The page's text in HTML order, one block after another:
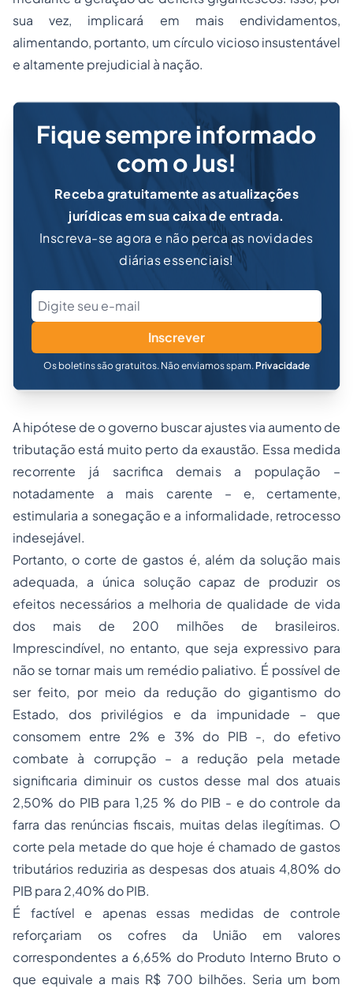
sua vez, implicará em mais endividamentos,
alimentando, portanto, um círculo vicioso insustentável
e altamente prejudicial à nação.
Fique sempre informado
com o Jus!
Receba gratuitamente as atualizações
jurídicas em sua caixa de entrada.
Inscreva-se agora e não perca as novidades
diárias essenciais!
Inscrever
Os boletins são gratuitos. Não enviamos spam. Privacidade
A hipótese de o governo buscar ajustes via aumento de
tributação está muito perto da exaustão. Essa medida
recorrente já sacrifica demais a população –
notadamente a mais carente – e, certamente,
estimularia a sonegação e a informalidade, retrocesso
indesejável.
Portanto, o corte de gastos é, além da solução mais
adequada, a única solução capaz de produzir os
efeitos necessários a melhoria de qualidade de vida
dos mais de 200 milhões de brasileiros.
Imprescindível, no entanto, que seja expressivo para
não se tornar mais um remédio paliativo. É possível de
ser feito, por meio da redução do gigantismo do
Estado, dos privilégios e da impunidade – que
consomem entre 2% e 3% do PIB -, do efetivo
combate à corrupção – a redução pela metade
significaria diminuir os custos desse mal dos atuais
2,50% do PIB para 1,25 % do PIB - e do controle da
farra das renúncias fiscais, muitas delas ilegítimas. O
corte pela metade do que hoje é chamado de gastos
tributários reduziria as despesas dos atuais 4,80% do
PIB para 2,40% do PIB.
É factível e apenas essas medidas de controle
reforçariam os cofres da União em valores
correspondentes a 6,65% do Produto Interno Bruto o
que equivale a mais R$ 700 bilhões. Seria um bom